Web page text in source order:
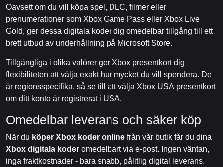
Oavsett om du vill köpa spel, DLC, filmer eller
prenumerationer som Xbox Game Pass eller Xbox Live
Gold, ger dessa digitala koder dig omedelbar tillgång till ett
brett utbud av underhållning på Microsoft Store.
Tillgängliga i olika valörer ger Xbox presentkort dig
flexibiliteten att välja exakt hur mycket du vill spendera. De
är regionsspecifika, så se till att välja Xbox USA presentkort
om ditt konto är registrerat i USA.
Omedelbar leverans och säker köp
När du köper Xbox koder online från vår butik får du dina
Xbox digitala koder omedelbart via e-post. Ingen väntan,
inga fraktkostnader - bara snabb, pålitlig digital leverans.